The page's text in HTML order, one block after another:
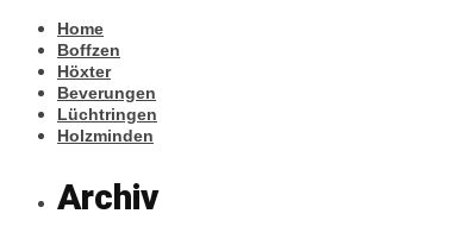
Home
Boffzen
Höxter
Beverungen
Lüchtringen
Holzminden
Archiv